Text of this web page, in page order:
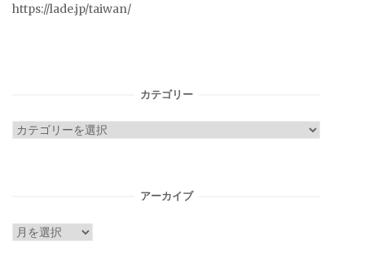
https://lade.jp/taiwan/
カテゴリー
カ
アーカイブ
ア